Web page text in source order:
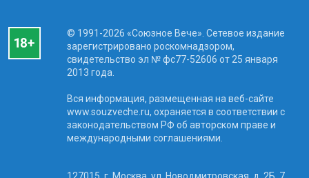
© 1991-2026 «Союзное Вече». Сетевое издание
зарегистрировано роскомнадзором,
свидетельство эл № фc77-52606 от 25 января
2013 года.
Вся информация, размещенная на веб-сайте
www.souzveche.ru, охраняется в соответствии с
законодательством РФ об авторском праве и
международными соглашениями.
127015, г. Москва, ул. Новодмитровская, д. 2Б, 7